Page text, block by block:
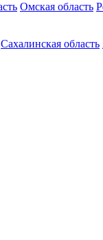
Омская область
Сахалинская область